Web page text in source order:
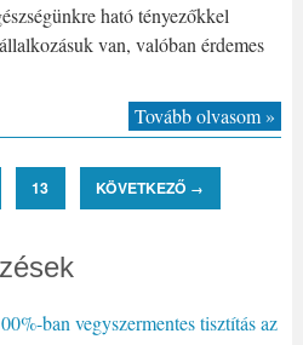
ható tényezőkkel
van, valóban érdemes
Tovább olvasom »
13 KÖVETKEZŐ →
ban vegyszermentes tisztítás az